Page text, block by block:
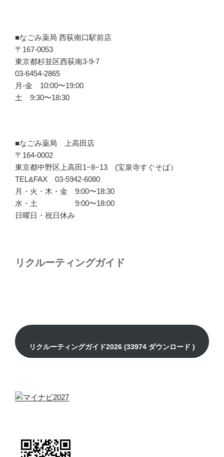
■なごみ薬局 西荻南口駅前店
〒167-0053
東京都杉並区西荻南3-9-7
03-6454-2865
月-金 10:00〜19:00
土 9:30〜18:30
■なごみ薬局 上高田店
〒164-0002
東京都中野区上高田1−8−13 (宝泉寺すぐそば）
TEL&FAX 03-5942-6080
月・火・木・金 9:00〜18:30
水・土 9:00〜18:00
日曜日・祝日休み
リクルーティングガイド